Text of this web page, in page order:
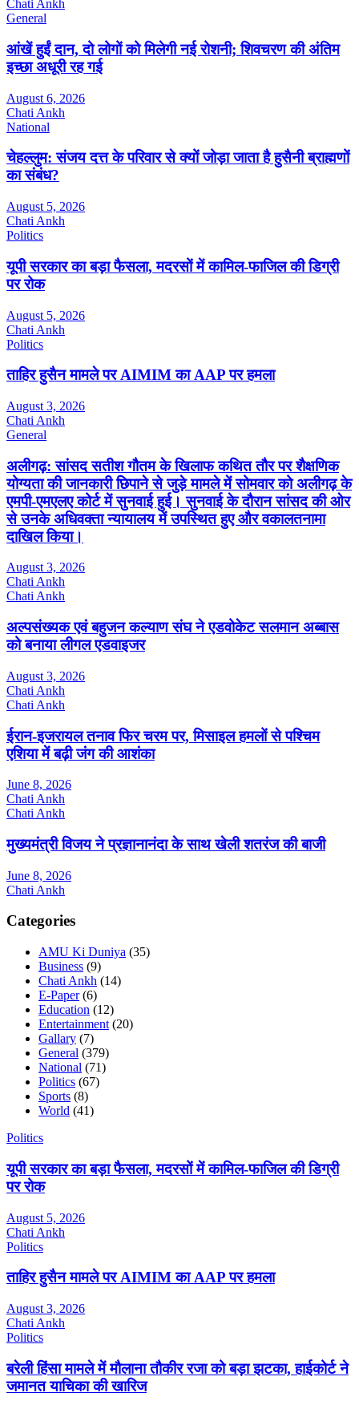
Chati Ankh
General
आंखें हुईं दान, दो लोगों को मिलेगी नई रोशनी; शिवचरण की अंतिम
इच्छा अधूरी रह गई
August 6, 2026
Chati Ankh
National
चेहल्लुम: संजय दत्त के परिवार से क्यों जोड़ा जाता है हुसैनी ब्राह्मणों
का संबंध?
August 5, 2026
Chati Ankh
Politics
यूपी सरकार का बड़ा फैसला, मदरसों में कामिल-फाजिल की डिग्री
पर रोक
August 5, 2026
Chati Ankh
Politics
ताहिर हुसैन मामले पर AIMIM का AAP पर हमला
August 3, 2026
Chati Ankh
General
अलीगढ़: सांसद सतीश गौतम के खिलाफ कथित तौर पर शैक्षणिक
योग्यता की जानकारी छिपाने से जुड़े मामले में सोमवार को अलीगढ़ के
एमपी-एमएलए कोर्ट में सुनवाई हुई। सुनवाई के दौरान सांसद की ओर
से उनके अधिवक्ता न्यायालय में उपस्थित हुए और वकालतनामा
दाखिल किया।
August 3, 2026
Chati Ankh
Chati Ankh
अल्पसंख्यक एवं बहुजन कल्याण संघ ने एडवोकेट सलमान अब्बास
को बनाया लीगल एडवाइजर
August 3, 2026
Chati Ankh
Chati Ankh
ईरान-इजरायल तनाव फिर चरम पर, मिसाइल हमलों से पश्चिम
एशिया में बढ़ी जंग की आशंका
June 8, 2026
Chati Ankh
Chati Ankh
मुख्यमंत्री विजय ने प्रज्ञानानंदा के साथ खेली शतरंज की बाजी
June 8, 2026
Chati Ankh
Categories
AMU Ki Duniya (35)
Business (9)
Chati Ankh (14)
E-Paper(6)
Education (12)
Entertainment (20)
Gallary (7)
General (379)
National (71)
Politics (67)
Sports (8)
World (41)
Politics
यूपी सरकार का बड़ा फैसला, मदरसों में कामिल-फाजिल की डिग्री
पर रोक
August 5, 2026
Chati Ankh
Politics
ताहिर हुसैन मामले पर AIMIM का AAP पर हमला
August 3, 2026
Chati Ankh
Politics
बरेली हिंसा मामले में मौलाना तौकीर रजा को बड़ा झटका, हाईकोर्ट ने
जमानत याचिका की खारिज